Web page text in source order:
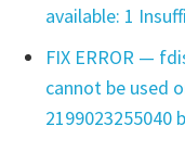
available: 1
FIX ERROR —
cannot be used
2199023255040